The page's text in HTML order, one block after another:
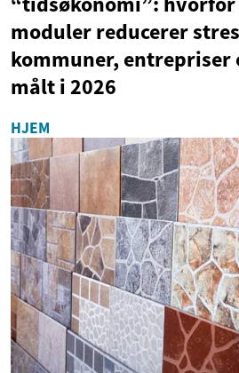
moduler reducerer
kommuner, entrepriser
målt i 2026
HJEM